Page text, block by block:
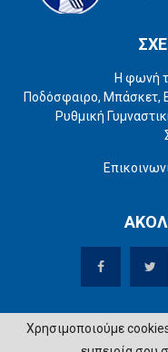
Η φωνή
Ποδόσφαιρο, Μπάσκετ,
Ρυθμική
Χρησιμοποιούμε